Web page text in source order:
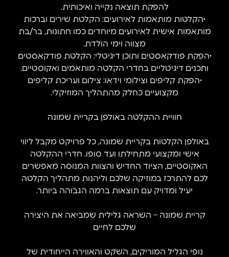
להפקת תוצאה נקייה ואיכותית.
•הקלטות מותאמות לאירועים: הקלטת שירים וברכות
מותאמות אישית לאירועים מיוחדים כמו חתונות, בר/בת
מצווה וימי הולדת.
•הפקת פודקאסטים ותוכן דיגיטלי: הקלטת פודקאסטים
ותכנים דיגיטליים בחדרי הקלטה מותאמים ואקוסטיים.
•הפקת קליפים וצילומי וידאו: צילום ועריכת קליפים
מקצועיים כחלק מהתהליך המוזיקלי.
חוויית ההקלטה באולפן בקריית שמונה
באולפן הקלטות בקריית שמונה, כל פרויקט מקבל ליווי
אישי ומקצועי מתחילתו ועד סופו. חדרי ההקלטה
האקוסטיים, הציוד החדיש והצוות המנוסה מאפשרים
לכם להתרכז במוזיקה שלכם וליהנות מתהליך הקלטה
יעיל ומדויק עם תוצאות ברמה הגבוהה ביותר.
קריית שמונה – השראה גלילית שמביאה את היצירה
שלכם לחיים
נופי הגליל המוריקים, השקט והאווירה הייחודית של